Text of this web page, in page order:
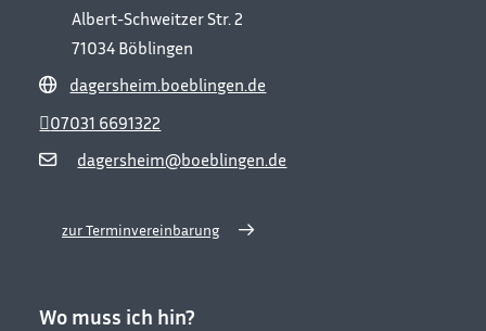
Albert-Schweitzer Str. 2
71034 Böblingen
dagersheim.boeblingen.de
dagersheim@boeblingen.de
07031 6691322
zur Terminvereinbarung
Wo muss ich hin?